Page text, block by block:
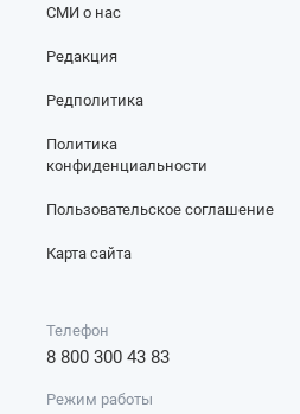
СМИ о нас
Редакция
Редполитика
Политика
конфиденциальности
Пользовательское соглашение
Карта сайта
Телефон
8 800 300 43 83
Режим работы